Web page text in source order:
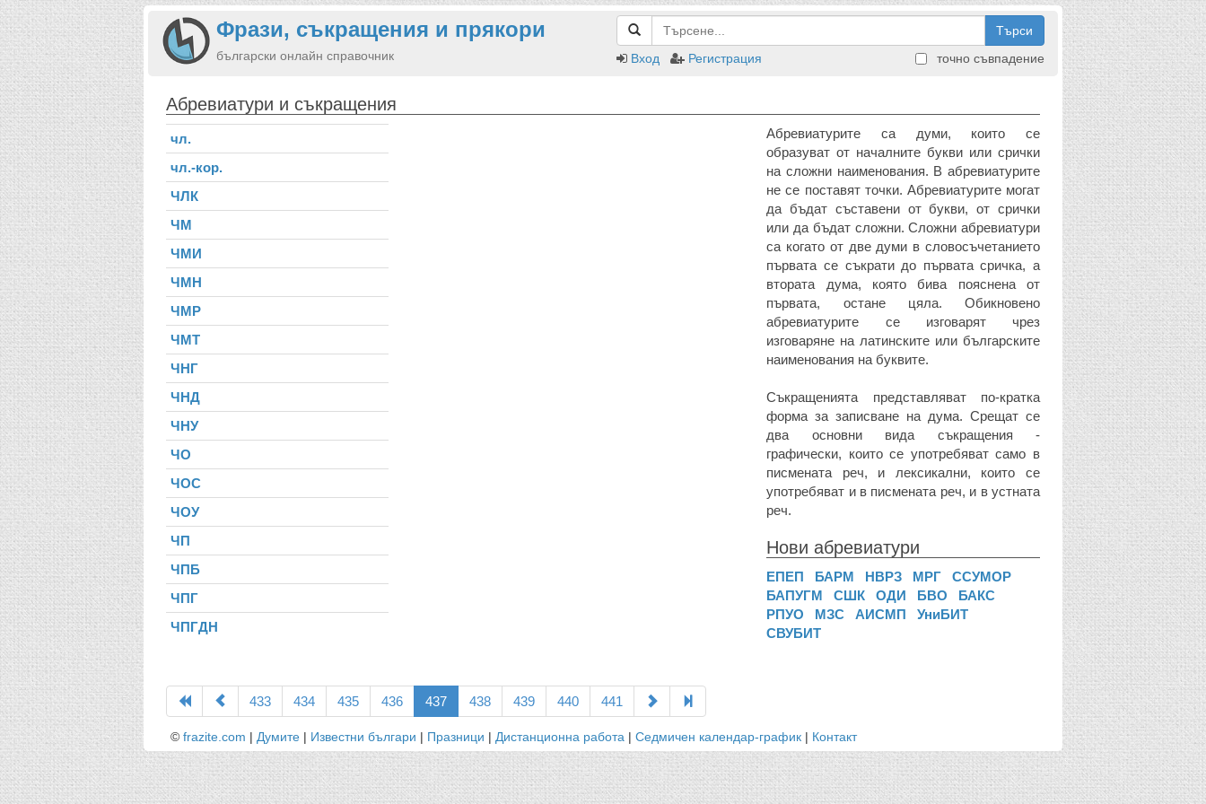
Фрази, съкращения и прякори
български онлайн справочник
Търси
Вход
Регистрация точно съвпадение
Абревиатури и съкращения
чл.
чл.-кор.
ЧЛК
ЧМ
ЧМИ
ЧМН
ЧМР
ЧМТ
ЧНГ
ЧНД
ЧНУ
ЧО
ЧОС
ЧОУ
ЧП
ЧПБ
ЧПГ
ЧПГДН
433 434 435 436 437 438 439 440 441
Абревиатурите са думи, които се
образуват от началните букви или срички
на сложни наименования. В абревиатурите
не се поставят точки. Абревиатурите могат
да бъдат съставени от букви, от срички
или да бъдат сложни. Сложни абревиатури
са когато от две думи в словосъчетанието
първата се съкрати до първата сричка, а
втората дума, която бива пояснена от
първата, остане цяла. Обикновено
абревиатурите се изговарят чрез
изговаряне на латинските или българските
наименования на буквите.
Съкращенията представляват по-кратка
форма за записване на дума. Срещат се
два основни вида съкращения -
графически, които се употребяват само в
писмената реч, и лексикални, които се
употребяват и в писмената реч, и в устната
реч.
Нови абревиатури
ЕПЕП БАРМ НВРЗ МРГ
ССУМОР
БАПУГМ
СШК ОДИ БВО
БАКС
РПУО
МЗС АИСМП
УниБИТ
СВУБИТ
© frazite.com | Думите | Известни българи | Празници | Дистанционна работа | Седмичен календар-график | Контакт